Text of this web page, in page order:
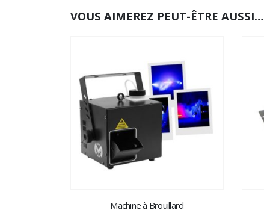
VOUS AIMEREZ PEUT-ÊTRE AUSSI…
Machine à Brouillard